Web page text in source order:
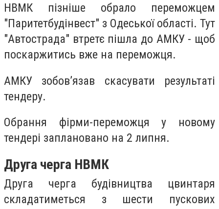
НВМК пізніше обрало переможцем
"Паритетбудінвест" з Одеської області. Тут
"Автострада" втретє пішла до АМКУ - щоб
поскаржитись вже на переможця.
АМКУ зобов’язав скасувати результаті
тендеру.
Обрання фірми-переможця у новому
тендері заплановано на 2 липня.
Друга черга НВМК
Друга черга будівництва цвинтаря
складатиметься з шести пускових